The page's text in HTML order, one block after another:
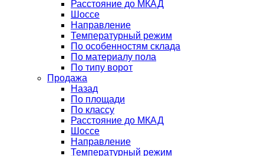
Расстояние до МКАД
Шоссе
Направление
Температурный режим
По особенностям склада
По материалу пола
По типу ворот
Продажа
Назад
По площади
По классу
Расстояние до МКАД
Шоссе
Направление
Температурный режим